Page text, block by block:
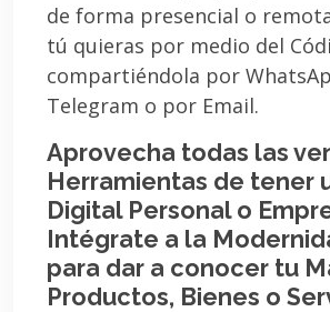
de forma presencial o
tú quieras por medio del
compartiéndola por
Telegram o por Email.
Aprovecha todas las
Herramientas de tener
Digital Personal o
Intégrate a la
para dar a conocer tu
Productos, Bienes o